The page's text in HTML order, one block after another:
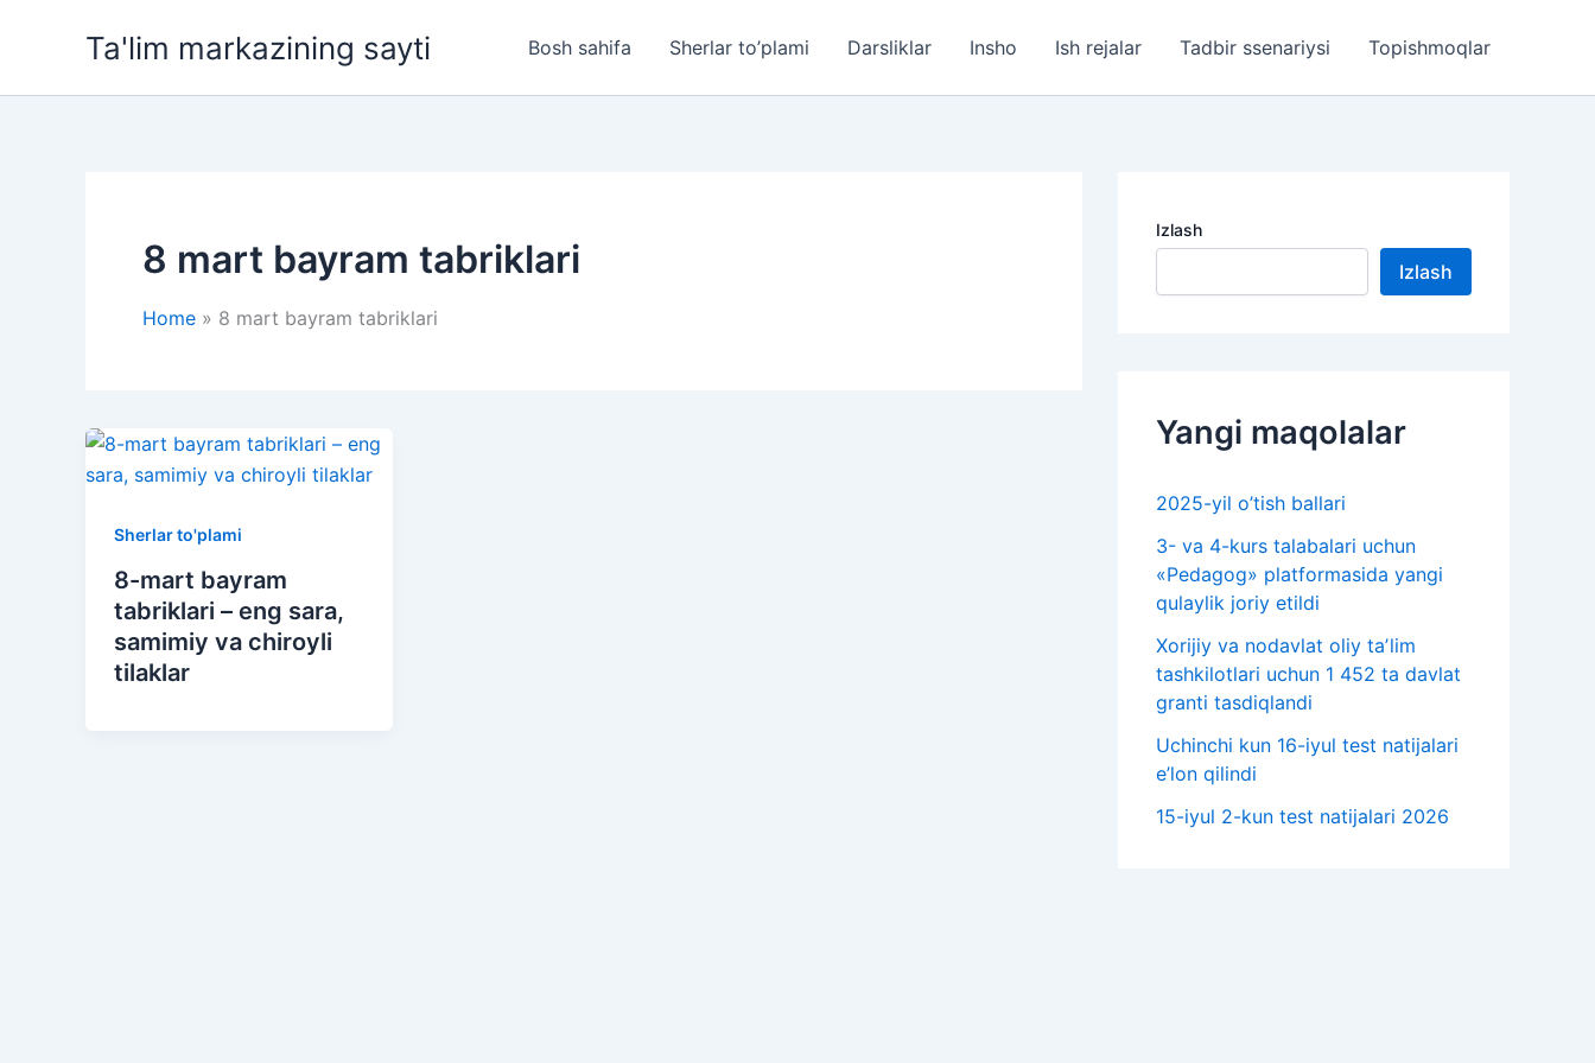
Ta'lim markazining sayti Bosh sahifa Sherlar to’plami Darsliklar Insho Ish rejalar Tadbir ssenariysi Topishmoqlar
8 mart bayram tabriklari
Home 8 mart bayram tabriklari
Sherlar to'plami
8-mart bayram
tabriklari – eng sara,
samimiy va chiroyli
tilaklar
Izlash
Izlash
Yangi maqolalar
2025-yil o’tish ballari
3- va 4-kurs talabalari uchun
«Pedagog» platformasida yangi
qulaylik joriy etildi
Xorijiy va nodavlat oliy taʼlim
tashkilotlari uchun 1 452 ta davlat
granti tasdiqlandi
Uchinchi kun 16-iyul test natijalari
e’lon qilindi
15-iyul 2-kun test natijalari 2026